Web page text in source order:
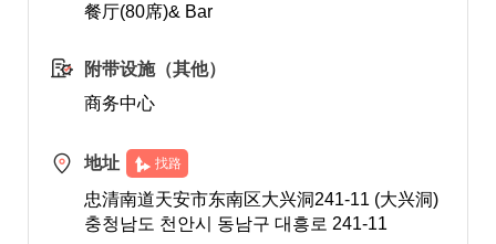
餐厅(80席)& Bar
附带设施（其他）
商务中心
地址 找路
忠清南道天安市东南区大兴洞241-11 (大兴洞)
충청남도 천안시 동남구 대흥로 241-11